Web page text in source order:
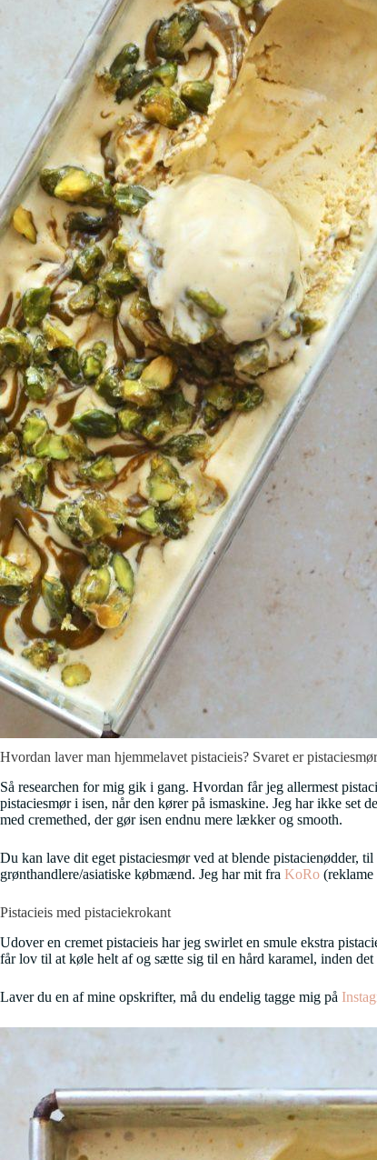
Hvordan laver man hjemmelavet pistacieis? Svaret er
Så researchen for mig gik i gang. Hvordan får jeg allermest
pistaciesmør i isen, når den kører på ismaskine. Jeg har ikke set
med cremethed, der gør isen endnu mere lækker og smooth.
Du kan lave dit eget pistaciesmør ved at blende pistacienødder,
grønthandlere/asiatiske købmænd. Jeg har mit fra KoRo (reklame
Pistacieis med pistaciekrokant
Udover en cremet pistacieis har jeg swirlet en smule ekstra
får lov til at køle helt af og sætte sig til en hård karamel, inden
Laver du en af mine opskrifter, må du endelig tagge mig på